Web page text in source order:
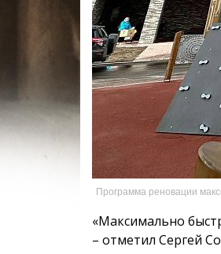
Программа реновации
«Максимально
– отметил Сергей